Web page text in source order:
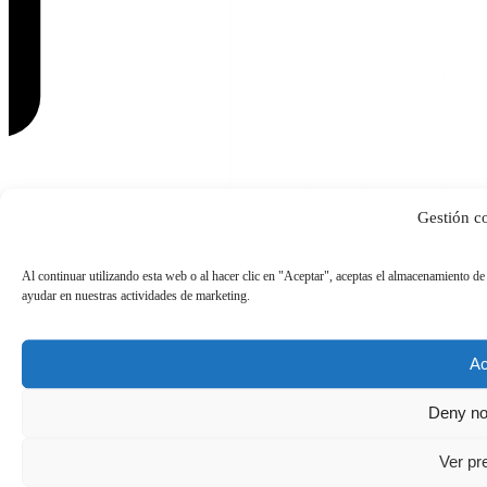
Gestión
Al continuar utilizando esta web o al hacer clic en "Aceptar", aceptas el almacenamiento
ayudar en nuestras actividades de marketing.
Deny
Ver